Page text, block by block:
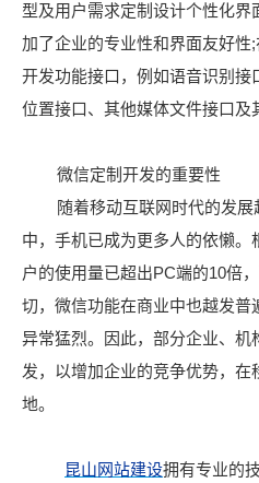
型及用户需求定制设计个性化
加了企业的专业性和界面友好性
开发功能接口，例如语音识别接
位置接口、其他媒体文件接口及
微信定制开发的重要性
随着移动互联网时代的发展
中，手机已成为更多人的依懒。
户的使用量已超出PC端的10倍
切，微信功能在商业中也越发
异常猛烈。因此，部分企业、
发，以增加企业的竞争优势，在
地。
昆山网站建设拥有专业的